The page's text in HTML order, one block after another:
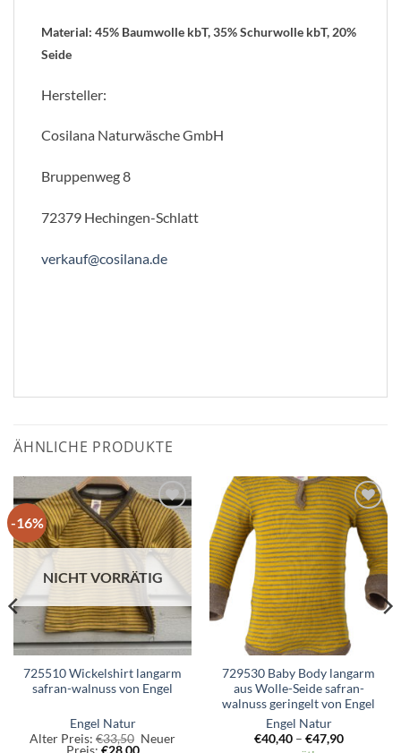
Material: 45% Baumwolle kbT, 35% Schurwolle kbT, 20%
Seide
Hersteller:
Cosilana Naturwäsche GmbH
Bruppenweg 8
72379 Hechingen-Schlatt
verkauf@cosilana.de
ÄHNLICHE PRODUKTE
-16%
Zum
Wunschzettel
hinzufügen
NICHT VORRÄTIG
725510 Wickelshirt langarm
safran-walnuss von Engel
Engel Natur
Alter Preis: €33,50 Ursprünglicher
Neuer
Aktueller
Zum
Wunschzettel
hinzufügen
729530 Baby Body langarm
aus Wolle-Seide safran-
walnuss geringelt von Engel
Engel Natur
€40,40– €47,90